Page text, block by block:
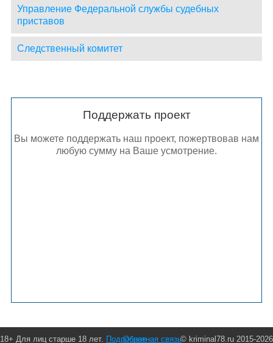
Управление Федеральной службы судебных
приставов
Следственный комитет
Поддержать проект
Вы можете поддержать наш проект, пожертвовав нам
любую сумму на Ваше усмотрение.
18+ Для лиц старше 18 лет. Подробнее © kriminal78.ru 2015-2026
Обратная связь